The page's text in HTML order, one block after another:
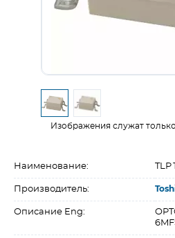
Изображения служат
Наименование:
Производитель:
Описание Eng: